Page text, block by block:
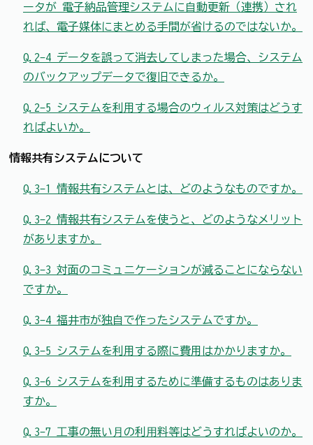
ータが 電子納品管理システムに自動更新（連携）され
れば、電子媒体にまとめる手間が省けるのではないか。
Q.2-4 データを誤って消去してしまった場合、システム
のバックアップデータで復旧できるか。
Q.2-5 システムを利用する場合のウィルス対策はどうす
ればよいか。
情報共有システムについて
Q.3-1 情報共有システムとは、どのようなものですか。
Q.3-2 情報共有システムを使うと、どのようなメリット
がありますか。
Q.3-3 対面のコミュニケーションが減ることにならない
ですか。
Q.3-4 福井市が独自で作ったシステムですか。
Q.3-5 システムを利用する際に費用はかかりますか。
Q.3-6 システムを利用するために準備するものはありま
すか。
Q.3-7 ⼯事の無い⽉の利⽤料等はどうすればよいのか。